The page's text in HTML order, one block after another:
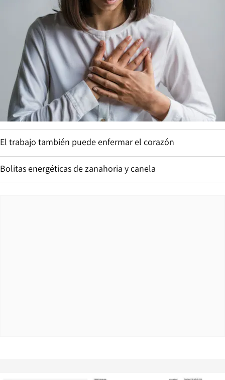
El trabajo también puede enfermar el corazón
Bolitas energéticas de zanahoria y canela
Opens in new window Opens in